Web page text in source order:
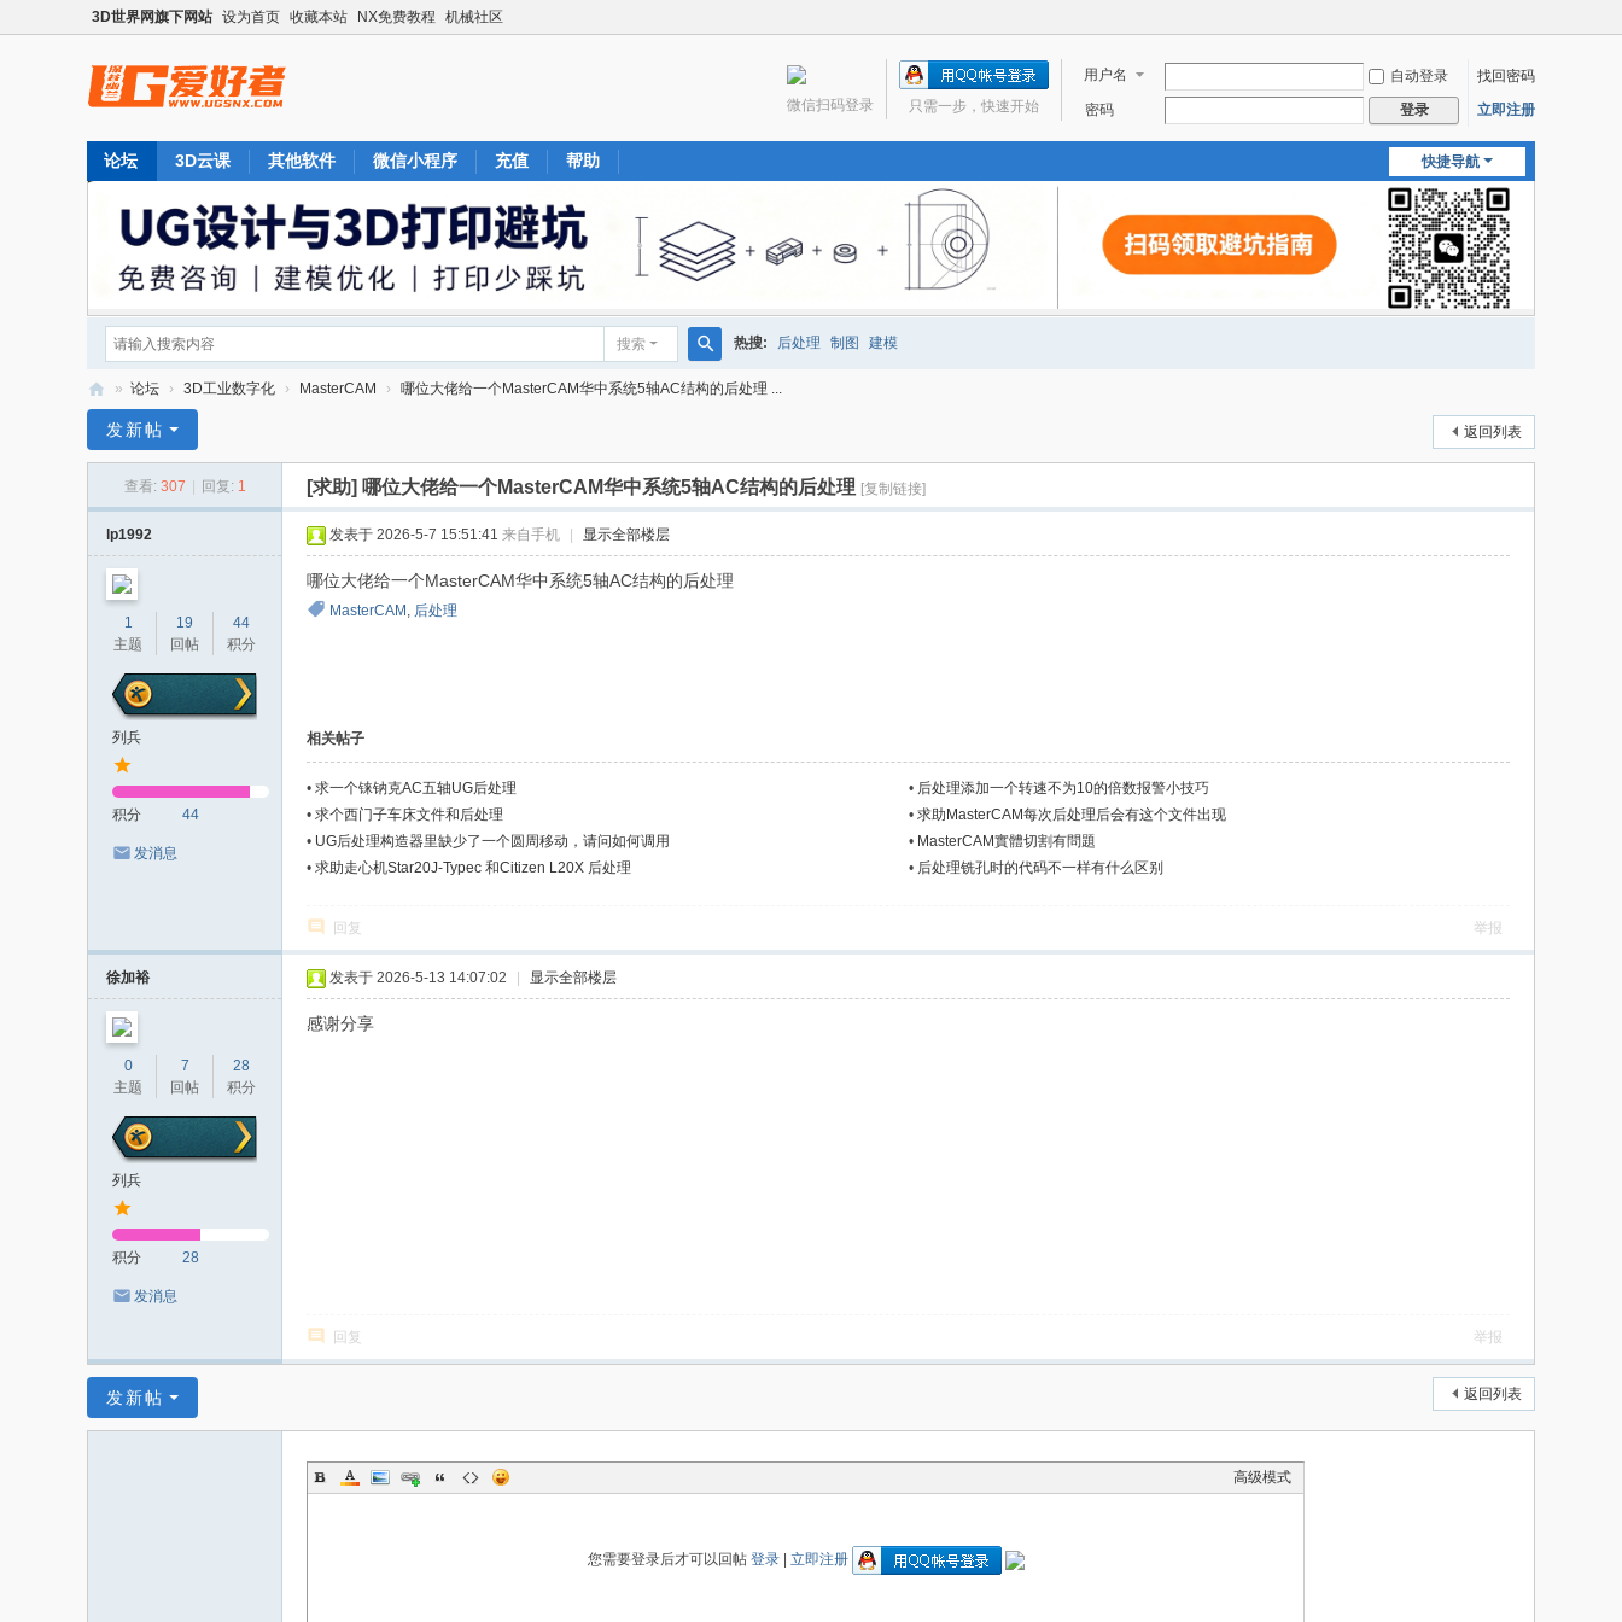
3D世界网旗下网站 设为首页 收藏本站 NX免费教程 机械社区
用户名 自动登录
找回密码
密码
登录 立即注册
只需一步，快速开始
微信扫码登录
快捷导航
论坛 3D云课 其他软件 微信小程序 充值 帮助
搜索
搜
热搜: 后处理 制图 建模
G
» 论坛 › 3D工业数字化 › MasterCAM › 哪位大佬给一个MasterCAM华中系统5轴AC结构的后处理 ...
返回列表
发新帖
查看: 307 回复: 1 [求助] 哪位大佬给一个MasterCAM华中系统5轴AC结构的后处理 [复制链接]
lp1992
1
主题
19
回帖
44
积分
列兵
积分 44
发消息
发表于 2026-5-7 15:51:41 来自手机 显示全部楼层
哪位大佬给一个MasterCAM华中系统5轴AC结构的后处理
MasterCAM , 后处理
相关帖子
• 求一个铼钠克AC五轴UG后处理 • 后处理添加一个转速不为10的倍数报警小技巧
• 求个西门子车床文件和后处理 • 求助MasterCAM每次后处理后会有这个文件出现
• UG后处理构造器里缺少了一个圆周移动，请问如何调用 • MasterCAM實體切割有問題
• 求助走心机Star20J-Typec 和Citizen L20X 后处理 • 后处理铣孔时的代码不一样有什么区别
回复 举报
徐加裕
0
主题
7
回帖
28
积分
列兵
积分 28
发消息
发表于 2026-5-13 14:07:02 显示全部楼层
感谢分享
回复 举报
返回列表
发新帖
高级模式
您需要登录后才可以回帖 登录| 立即注册